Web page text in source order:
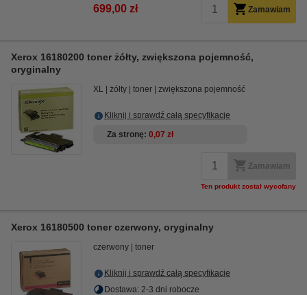
699,00 zł Zamawiam
Xerox 16180200 toner żółty, zwiększona pojemność,
oryginalny
XL żółty toner zwiększona pojemność
Kliknij i sprawdź całą specyfikacje
Za stronę 0,07 zł
Zamawiam
Ten produkt został wycofany
Xerox 16180500 toner czerwony, oryginalny
czerwony toner
Kliknij i sprawdź całą specyfikacje
Dostawa: 2-3 dni robocze